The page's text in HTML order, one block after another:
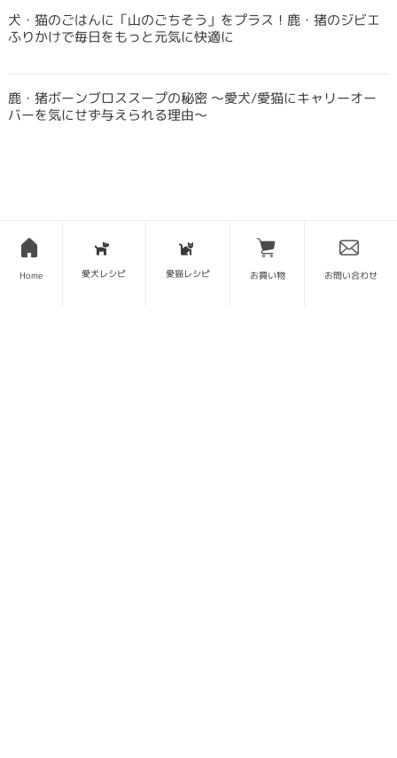
犬・猫のごはんに「山のごちそう」をプラス！鹿・猪のジビエ
ふりかけで毎日をもっと元気に快適に
鹿・猪ボーンブロススープの秘密 〜愛犬/愛猫にキャリーオー
バーを気にせず与えられる理由〜
Home 愛犬レシピ 愛猫レシピ お買い物 お問い合わせ